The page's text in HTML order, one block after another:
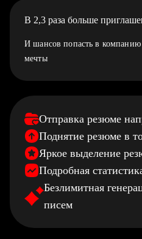
В 2,3 раза больше
И шансов попасть в компанию
мечты
Отправка резюме
Поднятие резюме в
Яркое выделение
Подробная
Безлимитная
писем